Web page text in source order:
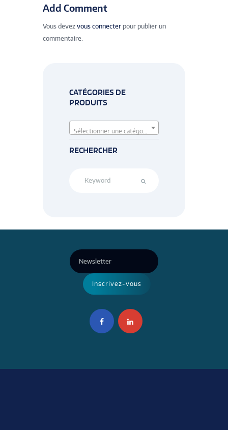
Add Comment
Vous devez vous connecter pour publier un
commentaire.
CATÉGORIES DE
PRODUITS
Sélectionner une catégorie
RECHERCHER